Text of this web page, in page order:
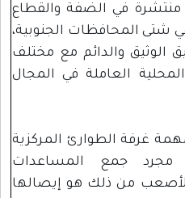
منتشرة في الضفة والقطاع
شتى المحافظات الجنوبية،
الوثيق والدائم مع مختلف
العاملة في المجال
غرفة الطوارئ المركزية
مجرد جمع المساعدات
من ذلك هو إيصالها